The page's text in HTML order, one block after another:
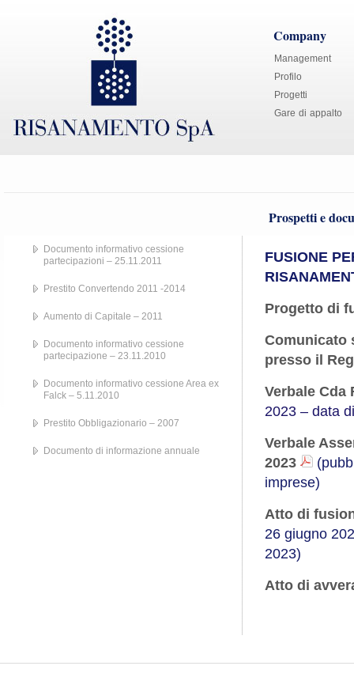
Company
Management
Profilo
Progetti
Gare di appalto
Prospetti e
FUSIONE
Progetto di
Comunicato
presso il
Verbale Cda
2023 – data
Verbale
2023
imprese)
Atto di
26 giugno
2023)
Atto di
Documento informativo cessione
partecipazioni – 25.11.2011
Prestito Convertendo 2011 -2014
Aumento di Capitale – 2011
Documento informativo cessione
partecipazione – 23.11.2010
Documento informativo cessione Area ex
Falck – 5.11.2010
Prestito Obbligazionario – 2007
Documento di informazione annuale